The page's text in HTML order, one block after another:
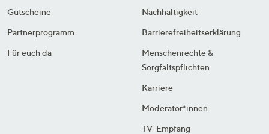
Gutscheine
Partnerprogramm
Für euch da
Nachhaltigkeit
Barrierefreiheitserklärung
Menschenrechte &
Sorgfaltspflichten
Karriere
Moderator*innen
TV-Empfang